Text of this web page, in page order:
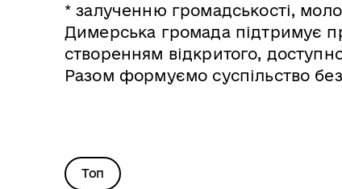
* залученню громадськості,
Димерська громада підтримує
створенням відкритого,
Разом формуємо суспільство
Топ